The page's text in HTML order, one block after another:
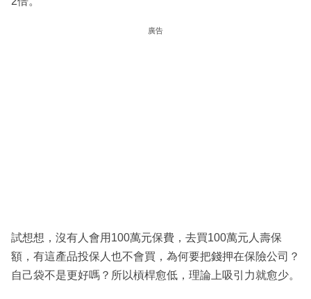
廣告
試想想，沒有人會用100萬元保費，去買100萬元人壽保
額，有這產品投保人也不會買，為何要把錢押在保險公司？
自己袋不是更好嗎？所以槓桿愈低，理論上吸引力就愈少。